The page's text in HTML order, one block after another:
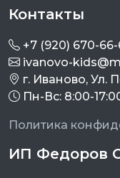
Контакты
+7 (920) 670-
ivanovo-
г. Иваново, Ул.
Пн-Вс: 8:00-
Политика
ИП Федоров